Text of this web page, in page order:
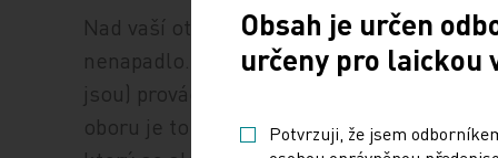
Nad vaší otázkou jsem přemýšlel tři dny a
nenapadlo. Co mi v této oblasti ale vadí,
jsou) provádějí i relativně běžné výkony
oboru je to zdánlivě obyčejné EKG. Tak
Obsah je určen
určeny pro laickou
Potvrzuji, že jsem